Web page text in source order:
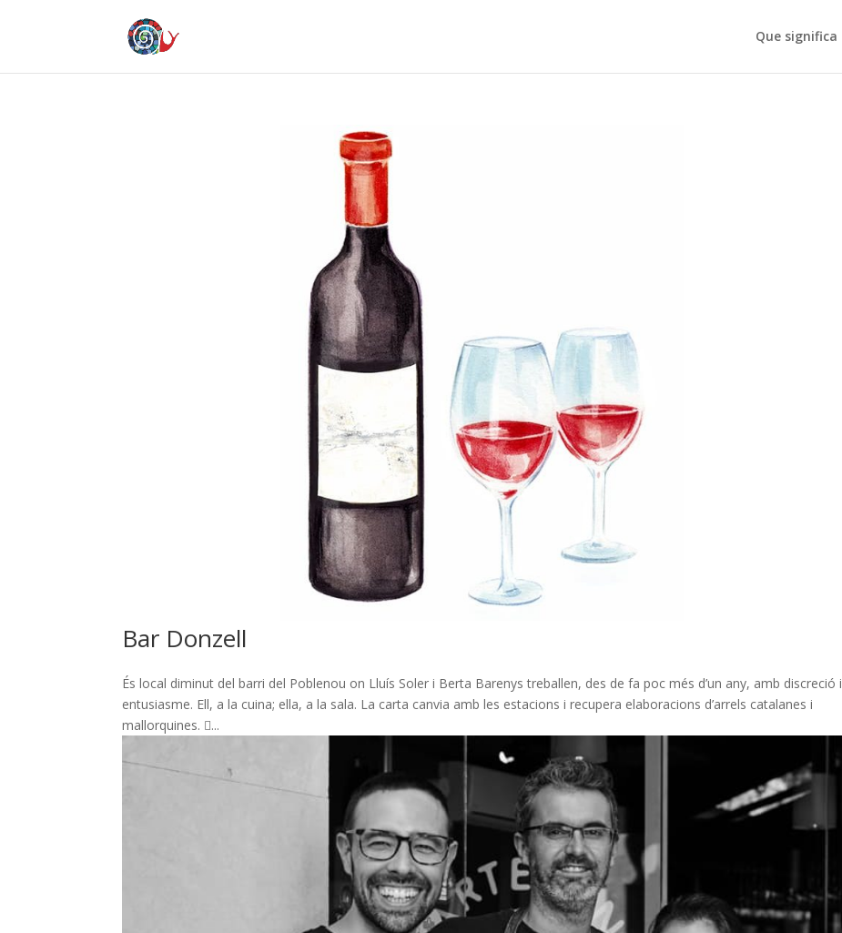
Que significa
Bar Donzell
És local diminut del barri del Poblenou on Lluís Soler i Berta Barenys treballen, des de fa poc més d’un any, amb discreció i
entusiasme. Ell, a la cuina; ella, a la sala. La carta canvia amb les estacions i recupera elaboracions d’arrels catalanes i
mallorquines. ...